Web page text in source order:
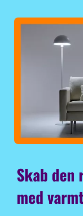
Skab
med